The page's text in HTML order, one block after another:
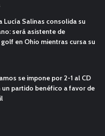
Lucía Salinas consolida su
será asistente de
en Ohio mientras cursa su
se impone por 2-1 al CD
un partido benéfico a favor de